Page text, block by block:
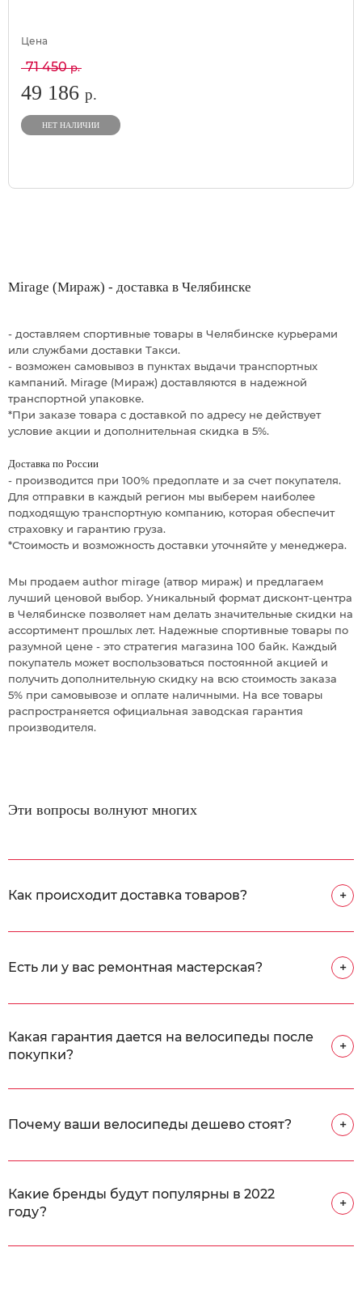
Цена
71 450р.
49 186 р.
НЕТ НАЛИЧИИ
Mirage (Мираж) - доставка в Челябинске
- доставляем спортивные товары в Челябинске курьерами
или службами доставки Такси.
- возможен самовывоз в пунктах выдачи транспортных
кампаний. Mirage (Мираж) доставляются в надежной
транспортной упаковке.
*При заказе товара с доставкой по адресу не действует
условие акции и дополнительная скидка в 5%.
Доставка по России
- производится при 100% предоплате и за счет покупателя.
Для отправки в каждый регион мы выберем наиболее
подходящую транспортную компанию, которая обеспечит
страховку и гарантию груза.
*Стоимость и возможность доставки уточняйте у менеджера.
Мы продаем author mirage (атвор мираж) и предлагаем
лучший ценовой выбор. Уникальный формат дисконт-центра
в Челябинске позволяет нам делать значительные скидки на
ассортимент прошлых лет. Надежные спортивные товары по
разумной цене - это стратегия магазина 100 байк. Каждый
покупатель может воспользоваться постоянной акцией и
получить дополнительную скидку на всю стоимость заказа
5% при самовывозе и оплате наличными. На все товары
распространяется официальная заводская гарантия
производителя.
Эти вопросы волнуют многих
Как происходит доставка товаров? +
Есть ли у вас ремонтная мастерская? +
Какая гарантия дается на велосипеды после
покупки?
+
Почему ваши велосипеды дешево стоят? +
Какие бренды будут популярны в 2022
году?
+